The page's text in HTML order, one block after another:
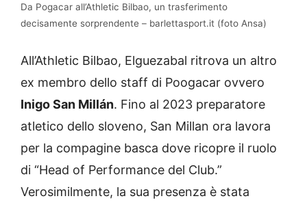
Da Pogacar all’Athletic Bilbao, un trasferimento
decisamente sorprendente – barlettasport.it (foto Ansa)
All’Athletic Bilbao, Elguezabal ritrova un altro
ex membro dello staff di Poogacar ovvero
Inigo San Millán. Fino al 2023 preparatore
atletico dello sloveno, San Millan ora lavora
per la compagine basca dove ricopre il ruolo
di “Head of Performance del Club.”
Verosimilmente, la sua presenza è stata